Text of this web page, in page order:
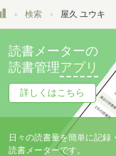
トップ検索 屋久 ユウキ
読書メーターの
読書管理アプリ
詳しくはこちら
日々の読書量を簡単に記録
読書メーターです。